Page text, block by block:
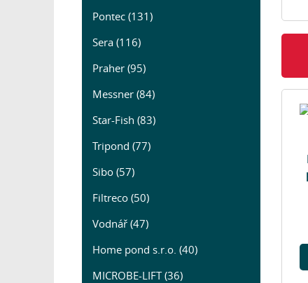
Pontec (131)
Sera (116)
Praher (95)
Messner (84)
Star-Fish (83)
Tripond (77)
Sibo (57)
Filtreco (50)
Vodnář (47)
Home pond s.r.o. (40)
MICROBE-LIFT (36)